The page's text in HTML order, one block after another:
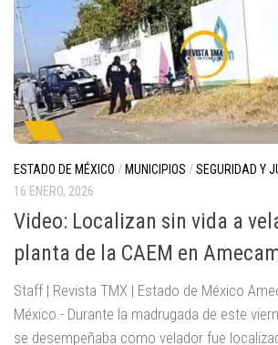
ESTADO DE MÉXICO / MUNICIPIOS /SEGURIDAD Y
16 ENERO, 2026
Video: Localizan sin vida a
planta de la CAEM en
Staff | Revista TMX | Estado de México
México.- Durante la madrugada de este
se desempeñaba como velador fue